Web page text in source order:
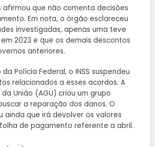
afirmou que não comenta decisões
Em nota, o órgão esclareceu
investigadas, apenas uma teve
2023 e que os demais descontos
anteriores.
Polícia Federal, o INSS suspendeu
relacionados a esses acordos. A
União (AGU) criou um grupo
a reparação dos danos. O
ainda que irá devolver os valores
de pagamento referente a abril.